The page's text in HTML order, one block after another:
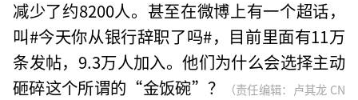
减少了约8200人。甚至在微博上有一个超话，
叫#今天你从银行辞职了吗#，目前里面有11万
条发帖，9.3万人加入。他们为什么会选择主动
砸碎这个所谓的“金饭碗”？
（责任编辑：卢其龙 CN